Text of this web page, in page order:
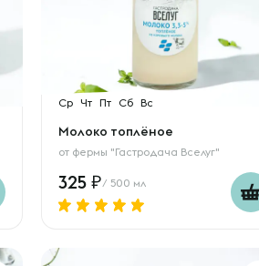
Ср Чт Пт Сб Вс
Молоко топлёное
от фермы "Гастродача Вселуг"
325 / 500 мл